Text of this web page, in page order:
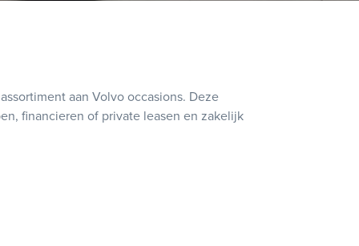
aan Volvo occasions. Deze
financieren of private leasen en zakelijk